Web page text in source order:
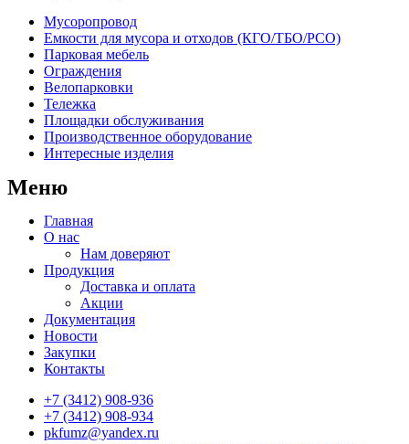
Мусоропровод
Емкости для мусора и отходов (КГО/ТБО/РСО)
Парковая мебель
Ограждения
Велопарковки
Тележка
Площадки обслуживания
Производственное оборудование
Интересные изделия
Меню
Главная
О нас
Нам доверяют
Продукция
Доставка и оплата
Акции
Документация
Новости
Закупки
Контакты
+7 (3412) 908-936
+7 (3412) 908-934
pkfumz@yandex.ru